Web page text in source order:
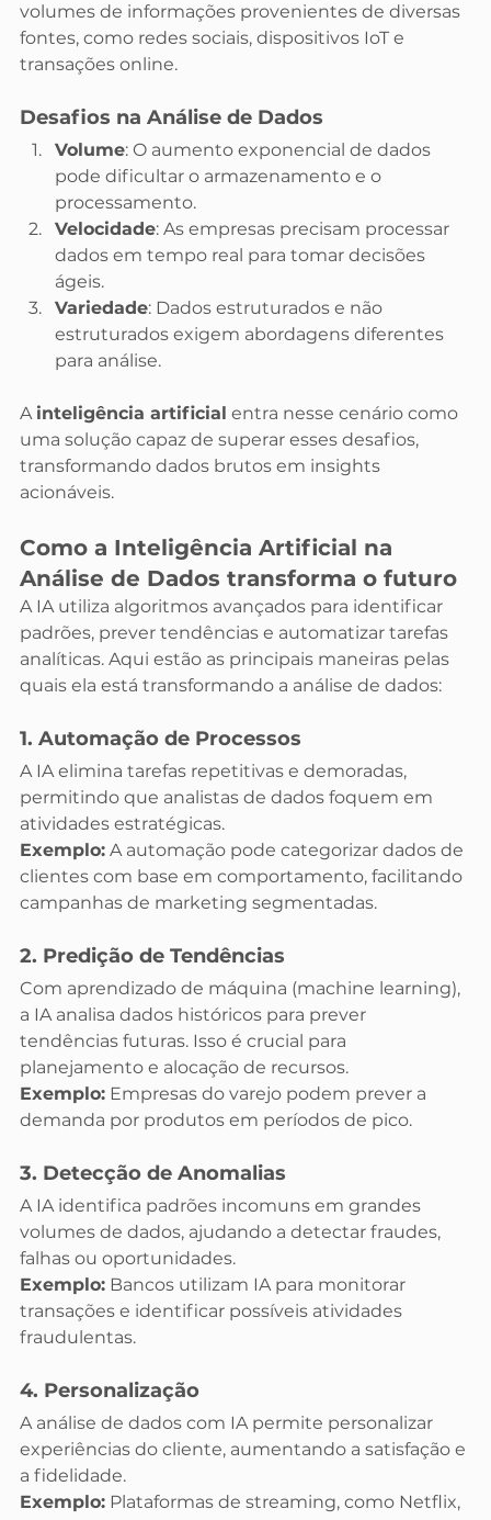
volumes de informações provenientes de diversas
fontes, como redes sociais, dispositivos IoT e
transações online.
Desafios na Análise de Dados
Volume: O aumento exponencial de dados
pode dificultar o armazenamento e o
processamento.
Velocidade: As empresas precisam processar
dados em tempo real para tomar decisões
ágeis.
Variedade: Dados estruturados e não
estruturados exigem abordagens diferentes
para análise.
A inteligência artificial entra nesse cenário como
uma solução capaz de superar esses desafios,
transformando dados brutos em insights
acionáveis.
Como a Inteligência Artificial na
Análise de Dados transforma o futuro
A IA utiliza algoritmos avançados para identificar
padrões, prever tendências e automatizar tarefas
analíticas. Aqui estão as principais maneiras pelas
quais ela está transformando a análise de dados:
1. Automação de Processos
A IA elimina tarefas repetitivas e demoradas,
permitindo que analistas de dados foquem em
atividades estratégicas.
Exemplo: A automação pode categorizar dados de
clientes com base em comportamento, facilitando
campanhas de marketing segmentadas.
2. Predição de Tendências
Com aprendizado de máquina (machine learning),
a IA analisa dados históricos para prever
tendências futuras. Isso é crucial para
planejamento e alocação de recursos.
Exemplo: Empresas do varejo podem prever a
demanda por produtos em períodos de pico.
3. Detecção de Anomalias
A IA identifica padrões incomuns em grandes
volumes de dados, ajudando a detectar fraudes,
falhas ou oportunidades.
Exemplo: Bancos utilizam IA para monitorar
transações e identificar possíveis atividades
fraudulentas.
4. Personalização
A análise de dados com IA permite personalizar
experiências do cliente, aumentando a satisfação e
a fidelidade.
Exemplo: Plataformas de streaming, como Netflix,